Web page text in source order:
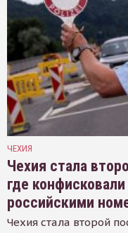
ЧЕХИЯ
Чехия стала
где
российскими
Чехия стала второй